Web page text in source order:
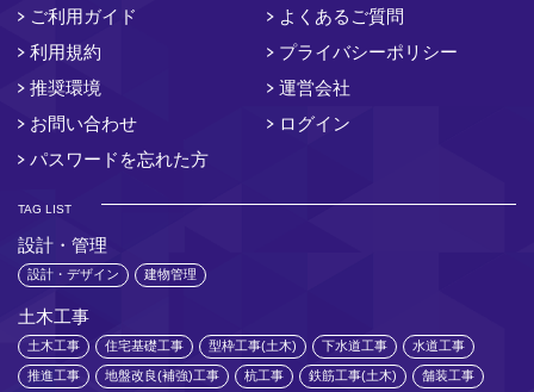
ご利用ガイド
よくあるご質問
利用規約
プライバシーポリシー
推奨環境
運営会社
お問い合わせ
ログイン
パスワードを忘れた方
TAG LIST
設計・管理
設計・デザイン 建物管理
土木工事
土木工事 住宅基礎工事 型枠工事(土木) 下水道工事 水道工事
推進工事 地盤改良(補強)工事 杭工事 鉄筋工事(土木) 舗装工事